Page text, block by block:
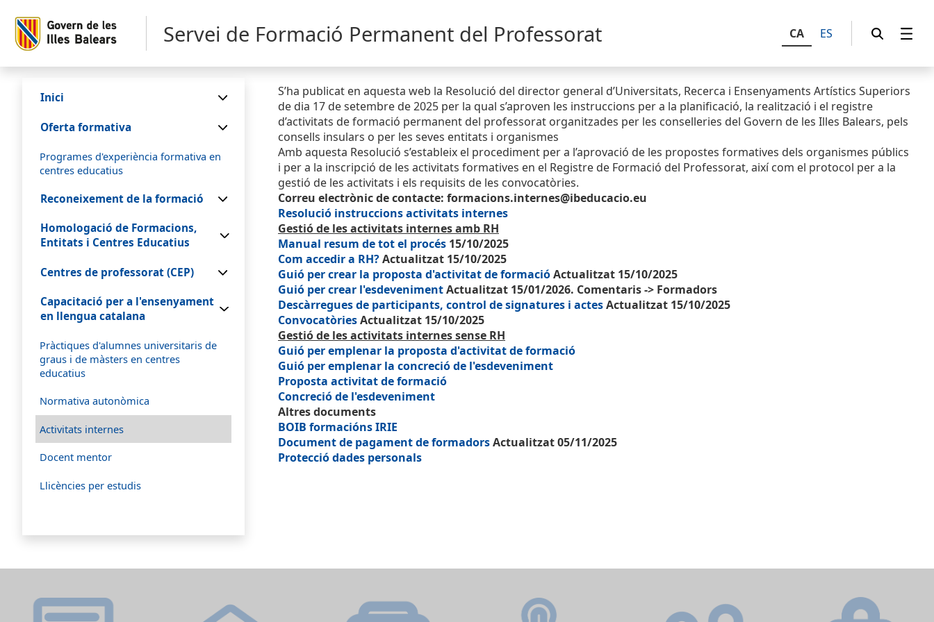
Servei de Formació Permanent del Professorat CA ES
Inici
Oferta formativa
Programes d'experiència formativa en
centres educatius
Reconeixement de la formació
Homologació de Formacions,
Entitats i Centres Educatius
Centres de professorat (CEP)
Capacitació per a l'ensenyament
en llengua catalana
Pràctiques d'alumnes universitaris de
graus i de màsters en centres
educatius
Normativa autonòmica
Activitats internes
Docent mentor
Llicències per estudis
S’ha publicat en aquesta web la Resolució del director general d’Universitats, Recerca i Ensenyaments Artístics Superiors
de dia 17 de setembre de 2025 per la qual s’aproven les instruccions per a la planificació, la realització i el registre
d’activitats de formació permanent del professorat organitzades per les conselleries del Govern de les Illes Balears, pels
consells insulars o per les seves entitats i organismes
Amb aquesta Resolució s’estableix el procediment per a l’aprovació de les propostes formatives dels organismes públics
i per a la inscripció de les activitats formatives en el Registre de Formació del Professorat, així com el protocol per a la
gestió de les activitats i els requisits de les convocatòries.
Correu electrònic de contacte: formacions.internes@ibeducacio.eu
Resolució instruccions activitats internes
Gestió de les activitats internes amb RH
Manual resum de tot el procés 15/10/2025
Com accedir a RH?Actualitzat 15/10/2025
Guió per crear la proposta d'activitat de formacióActualitzat 15/10/2025
Guió per crear l'esdevenimentActualitzat 15/01/2026. Comentaris -> Formadors
Descàrregues de participants, control de signatures i actesActualitzat 15/10/2025
ConvocatòriesActualitzat 15/10/2025
Gestió de les activitats internes sense RH
Guió per emplenar la proposta d'activitat de formació
Guió per emplenar la concreció de l'esdeveniment
Proposta activitat de formació
Concreció de l'esdeveniment
Altres documents
BOIB formacións IRIE
Document de pagament de formadorsActualitzat 05/11/2025
Protecció dades personals